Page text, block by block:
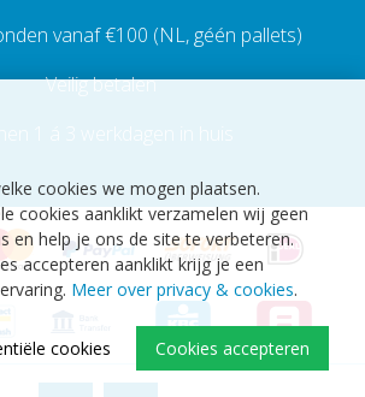
cookies we mogen plaatsen.
cookies aanklikt verzamelen wij geen
en help je ons de site te verbeteren.
accepteren aanklikt krijg je een
Meer over privacy & cookies.
Cookies accepteren
cookies
vanaf €100 (NL, géén pallets)
Veilig betalen
1 á 3 werkdagen in huis